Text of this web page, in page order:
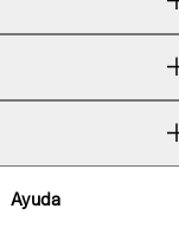
Ayuda